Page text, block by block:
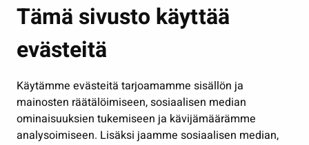
Tämä sivusto käyttää
evästeitä
Käytämme evästeitä tarjoamamme sisällön ja
mainosten räätälöimiseen, sosiaalisen median
ominaisuuksien tukemiseen ja kävijämäärämme
analysoimiseen. Lisäksi jaamme sosiaalisen median,
Kasvatus ja opetus
Kulttuuri ja liikunta
Työ ja yrittäminen
Osallistu ja asioi
Näytä omat evästeasetukseni